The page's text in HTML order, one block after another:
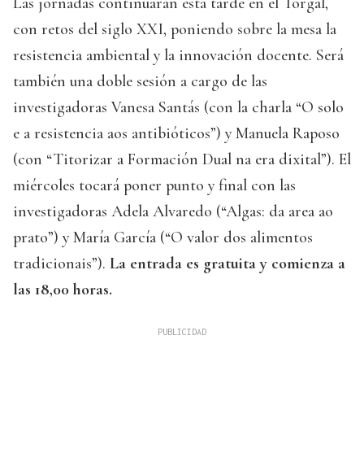
con retos del siglo XXI, poniendo sobre la mesa la
resistencia ambiental y la innovación docente. Será
también una doble sesión a cargo de las
investigadoras Vanesa Santás (con la charla “O solo
e a resistencia aos antibióticos”) y Manuela Raposo
(con “Titorizar a Formación Dual na era dixital”). El
miércoles tocará poner punto y final con las
investigadoras Adela Alvaredo (“Algas: da area ao
prato”) y María García (“O valor dos alimentos
tradicionais”). La entrada es gratuita y comienza a
las 18,00 horas.